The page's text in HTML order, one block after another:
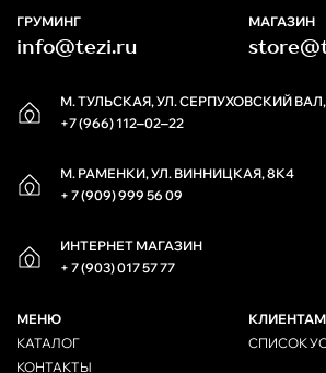
М. ТУЛЬСКАЯ, УЛ. СЕРПУХОВСКИЙ ВАЛ,
+7 (966) 112‒02‒22
М. РАМЕНКИ, УЛ. ВИННИЦКАЯ, 8К4
+ 7 (909) 999 56 09
ИНТЕРНЕТ МАГАЗИН
+ 7 (903) 017 57 77
ГРУМИНГ
info@tezi.ru
МАГАЗИН
МЕНЮ
КАТАЛОГ
КОНТАКТЫ
КЛИЕНТАМ
СПИСОК